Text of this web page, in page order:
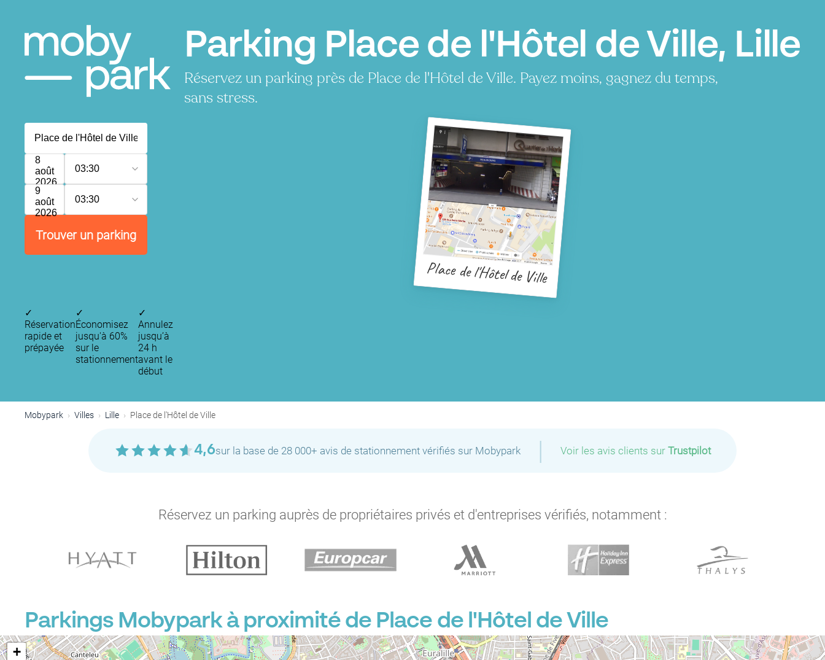
Parking Place de l'Hôtel de Ville, Lille
Réservez un parking près de Place de l'Hôtel de Ville. Payez moins, gagnez du temps,
sans stress.
8
août
2026
03:30
9
août
2026
03:30
Trouver un parking
Place de l'Hôtel de Ville
✓
Réservation
rapide et
prépayée
✓
Économisez
jusqu'à 60%
sur le
stationnement
✓
Annulez
jusqu’à
24 h
avant le
début
Mobypark Villes Lille Place de l'Hôtel de Ville
4,6sur la base de 28 000+ avis de stationnement vérifiés sur Mobypark | Voir les avis clients sur Trustpilot
Réservez un parking auprès de propriétaires privés et d'entreprises vérifiés, notamment :
Parkings Mobypark à proximité de Place de l'Hôtel de Ville
+